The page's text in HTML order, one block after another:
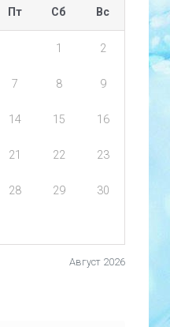
Август 2026
Пт Сб Вс
1 2
7 8 9
14 15 16
21 22 23
28 29 30